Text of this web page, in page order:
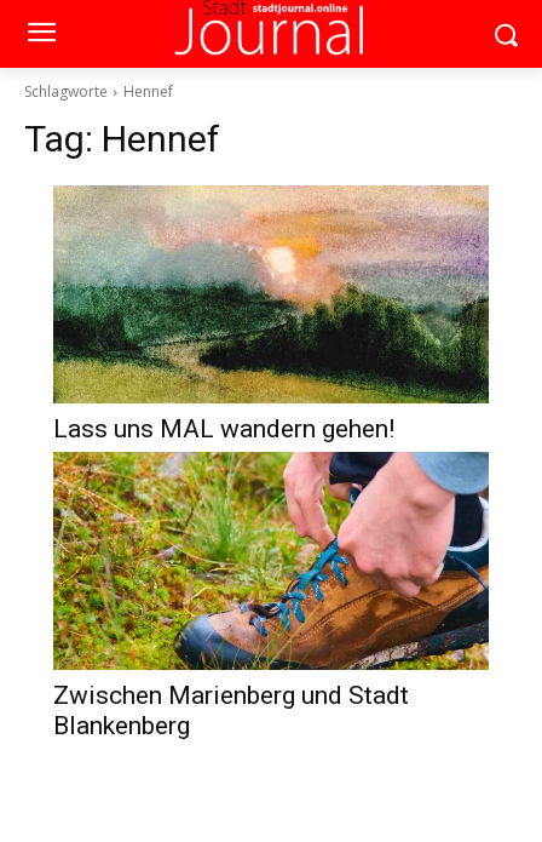
Schlagworte Hennef
Tag: Hennef
Lass uns MAL wandern gehen!
Zwischen Marienberg und Stadt
Blankenberg